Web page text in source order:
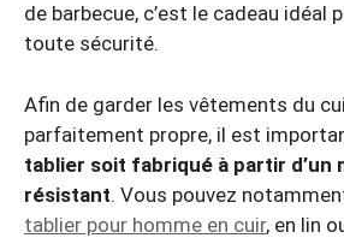
de barbecue, c’est le cadeau idéal
toute sécurité.
Afin de garder les vêtements du
parfaitement propre, il est
tablier soit fabriqué à partir d’un
résistant. Vous pouvez
tablier pour homme en cuir, en lin